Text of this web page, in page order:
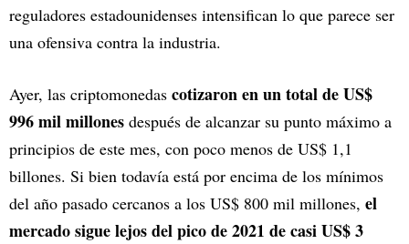
reguladores estadounidenses intensifican lo que parece ser
una ofensiva contra la industria.
Ayer, las criptomonedas cotizaron en un total de US$
996 mil millones después de alcanzar su punto máximo a
principios de este mes, con poco menos de US$ 1,1
billones. Si bien todavía está por encima de los mínimos
del año pasado cercanos a los US$ 800 mil millones, el
mercado sigue lejos del pico de 2021 de casi US$ 3